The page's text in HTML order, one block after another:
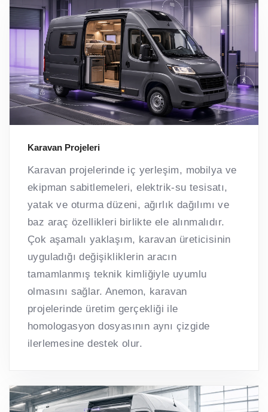
Karavan Projeleri
Karavan projelerinde iç yerleşim, mobilya ve
ekipman sabitlemeleri, elektrik-su tesisatı,
yatak ve oturma düzeni, ağırlık dağılımı ve
baz araç özellikleri birlikte ele alınmalıdır.
Çok aşamalı yaklaşım, karavan üreticisinin
uyguladığı değişikliklerin aracın
tamamlanmış teknik kimliğiyle uyumlu
olmasını sağlar. Anemon, karavan
projelerinde üretim gerçekliği ile
homologasyon dosyasının aynı çizgide
ilerlemesine destek olur.